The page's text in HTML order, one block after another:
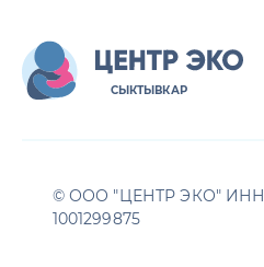
СЫКТЫВКАР
© ООО "ЦЕНТР ЭКО" ИНН
1001299875